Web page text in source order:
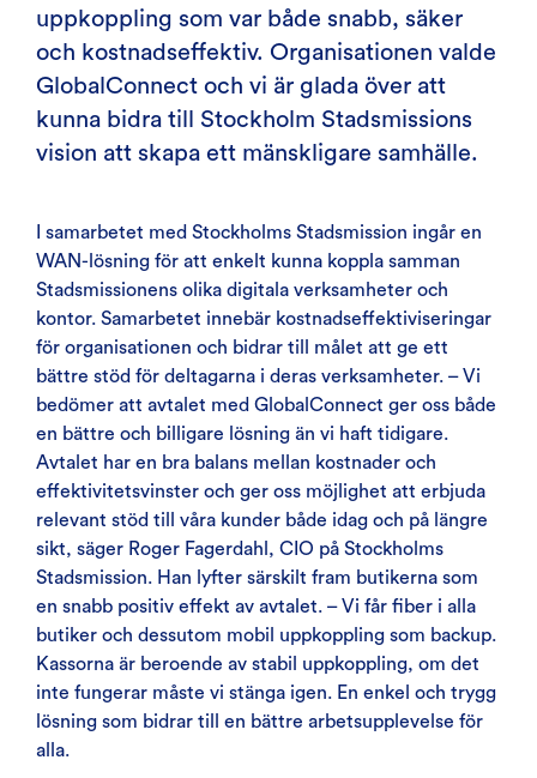
uppkoppling som var både snabb, säker
och kostnadseffektiv. Organisationen valde
GlobalConnect och vi är glada över att
kunna bidra till Stockholm Stadsmissions
vision att skapa ett mänskligare samhälle.
I samarbetet med Stockholms Stadsmission ingår en
WAN-lösning för att enkelt kunna koppla samman
Stadsmissionens olika digitala verksamheter och
kontor. Samarbetet innebär kostnadseffektiviseringar
för organisationen och bidrar till målet att ge ett
bättre stöd för deltagarna i deras verksamheter. – Vi
bedömer att avtalet med GlobalConnect ger oss både
en bättre och billigare lösning än vi haft tidigare.
Avtalet har en bra balans mellan kostnader och
effektivitetsvinster och ger oss möjlighet att erbjuda
relevant stöd till våra kunder både idag och på längre
sikt, säger Roger Fagerdahl, CIO på Stockholms
Stadsmission. Han lyfter särskilt fram butikerna som
en snabb positiv effekt av avtalet. – Vi får fiber i alla
butiker och dessutom mobil uppkoppling som backup.
Kassorna är beroende av stabil uppkoppling, om det
inte fungerar måste vi stänga igen. En enkel och trygg
lösning som bidrar till en bättre arbetsupplevelse för
alla.